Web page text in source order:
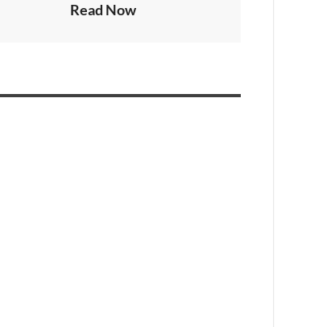
Read Now